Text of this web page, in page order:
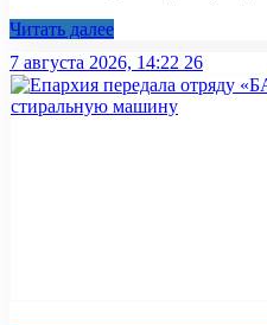
Читать далее
7 августа 2026, 14:22 26